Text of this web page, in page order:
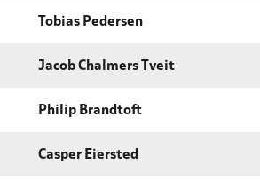
Tobias Pedersen
Jacob Chalmers Tveit
Philip Brandtoft
Casper Eiersted